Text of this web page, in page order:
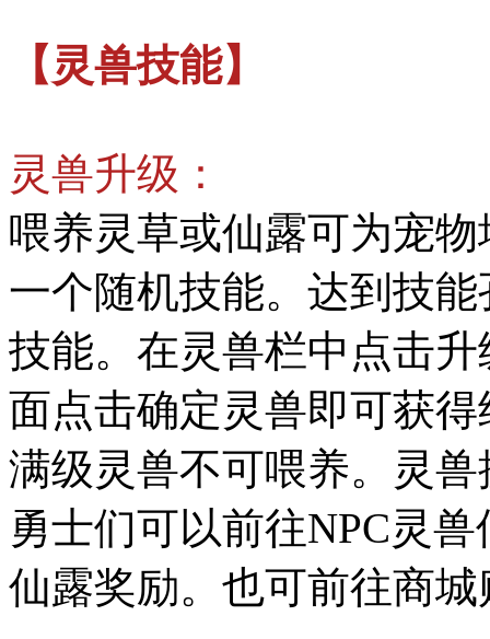
【灵兽技能】
灵兽升级：
喂养灵草或仙露可为宠
一个随机技能。达到技
技能。在灵兽栏中点击
面点击确定灵兽即可获
满级灵兽不可喂养。灵
勇士们可以前往NPC灵
仙露奖励。也可前往商